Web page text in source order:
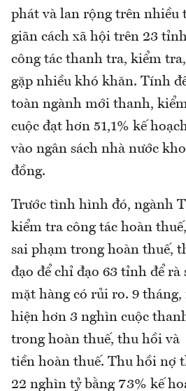
phát và lan rộng trên
giãn cách xã hội trên 23
công tác thanh tra, kiểm
gặp nhiều khó khăn. Tính
toàn ngành mới thanh,
cuộc đạt hơn 51,1% kế
vào ngân sách nhà nước
đồng.
Trước tình hình đó, ngành
kiểm tra công tác hoàn
sai phạm trong hoàn thuế,
đạo để chỉ đạo 63 tỉnh để rà
mặt hàng có rủi ro. 9
hiện hơn 3 nghìn cuộc
trong hoàn thuế, thu hồi và
tiền hoàn thuế. Thu hồi nợ
22 nghìn tỷ bằng 73% kế